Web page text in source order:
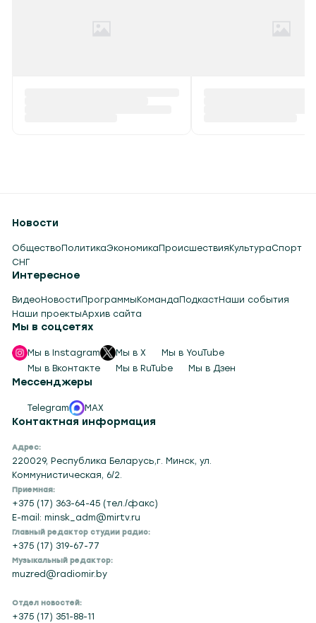
Контактная информация
Адрес:
220029, Республика Беларусь,г. Минск, ул.
Коммунистическая, 6/2.
Приемная:
+375 (17) 363-64-45 (тел./факс)
E-mail: minsk_adm@mirtv.ru
Главный редактор студии радио:
+375 (17) 319-67-77
Музыкальный редактор:
muzred@radiomir.by
Отдел новостей:
+375 (17) 351-88-11
Новости
ОбществоПолитикаЭкономикаПроисшествияКультураСпорт
СНГ
Интересное
ВидеоНовостиПрограммыКомандаПодкастНаши события
Наши проектыАрхив сайта
Мы в соцсетях
Мы в Instagram Мы в X
Мы в YouTube
Мы в Вконтакте
Мы в RuTube Мы в Дзен
Мессенджеры
Telegram MAX